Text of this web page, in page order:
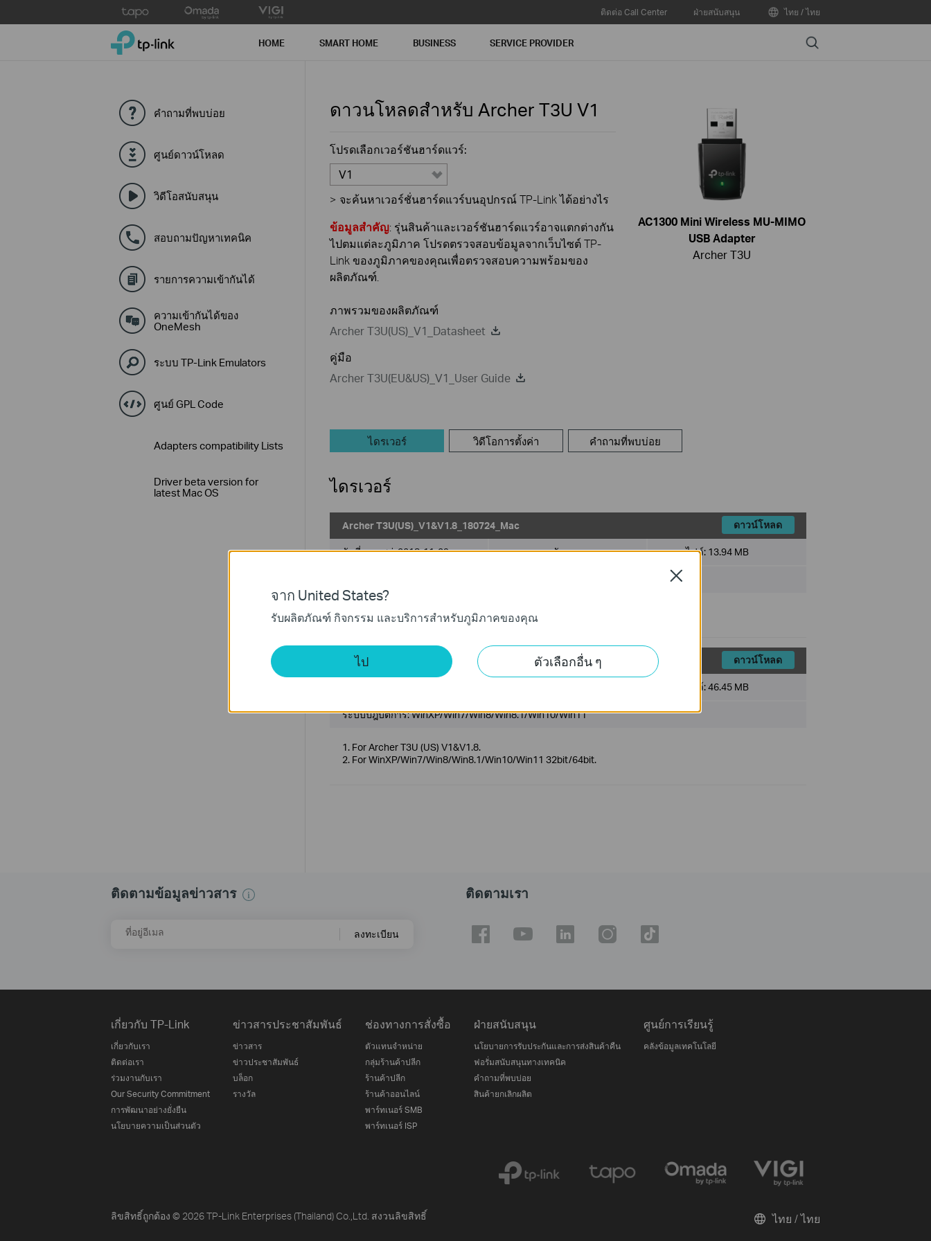
to
ติดต่อ Call Center ฝ่ายสนับสนุน ไทย / ไทย
TP-Link, Reliably Smart HOME SMART HOME BUSINESS SERVICE PROVIDER Search
คำถามที่พบบ่อย
ศูนย์ดาวน์โหลด
วิดีโอสนับสนุน
สอบถามปัญหาเทคนิค
รายการความเข้ากันได้
ความเข้ากันได้ของ
OneMesh
ระบบ TP-Link Emulators
ศูนย์ GPL Code
Adapters compatibility Lists
Driver beta version for
latest Mac OS
ดาวนโหลดสำหรับ Archer T3U V1
โปรดเลือกเวอร์ชันฮาร์ดแวร์:
V1
> จะค้นหาเวอร์ชั่นฮาร์ดแวร์บนอุปกรณ์ TP-Link ได้อย่างไร
ข้อมูลสำคัญ: รุ่นสินค้าและเวอร์ชันฮาร์ดแวร์อาจแตกต่างกัน
ไปตมแต่ละภูมิภาค โปรดตรวจสอบข้อมูลจากเว็บไซต์ TP-
Link ของภูมิภาคของคุณเพื่อตรวจสอบความพร้อมของ
ผลิตภัณฑ์.
ภาพรวมของผลิตภัณฑ์
Archer T3U(US)_V1_Datasheet
คู่มือ
Archer T3U(EU&US)_V1_User Guide
AC1300 Mini Wireless MU-MIMO
USB Adapter
Archer T3U
ไดรเวอร์ วิดีโอการตั้งค่า คำถามที่พบบ่อย
ไดรเวอร์
Archer T3U(US)_V1&V1.8_180724_Mac ดาวน์โหลด
วันที่เผยแพร่:2018-11-09 ภาษา:ภาษาอังกฤษ ขนาดไฟล์: 13.94 MB
1. For Archer T3U (US) V1&V1.8
2. For Mac OS 10.9~10.13.
Archer T3U(US)_V1&V1.8_180724_Win ดาวน์โหลด
ขนาดไฟล์:46.45 MB
ระบบปฎิบัติการ: WinXP/Win7/Win8/Win8.1/Win10/Win11
1. For Archer T3U (US) V1&V1.8.
2. For WinXP/Win7/Win8/Win8.1/Win10/Win11 32bit/64bit.
ติดตามข้อมูลข่าวสาร
ที่อยู่อีเมล ลงทะเบียน
ติดตามเรา
เกี่ยวกับ TP-Link
เกี่ยวกับเรา
ติดต่อเรา
ร่วมงานกับเรา
Our Security Commitment
การพัฒนาอย่างยั่งยืน
นโยบายความเป็นส่วนตัว
ข่าวสารประชาสัมพันธ์
ข่าวสาร
ข่าวประชาสัมพันธ์
บล็อก
รางวัล
ช่องทางการสั่งซื้อ
ตัวแทนจำหน่าย
กลุ่มร้านค้าปลีก
ร้านค้าปลีก
ร้านค้าออนไลน์
พาร์ทเนอร์ SMB
พาร์ทเนอร์ ISP
ฝ่ายสนับสนุน
นโยบายการรับประกันและการส่งสินค้าคืน
ฟอรั่มสนับสนุนทางเทคนิค
คำถามที่พบบ่อย
สินค้ายกเลิกผลิต
ศูนย์การเรียนรู้
คลังข้อมูลเทคโนโลยี
ลิขสิทธิ์ถูกต้อง © 2026 TP-Link Enterprises (Thailand) Co.,Ltd. สงวนลิขสิทธิ์ ไทย / ไทย
จาก United States?
รับผลิตภัณฑ์ กิจกรรม และบริการสำหรับภูมิภาคของคุณ
ไป ตัวเลือกอื่น ๆ
Close